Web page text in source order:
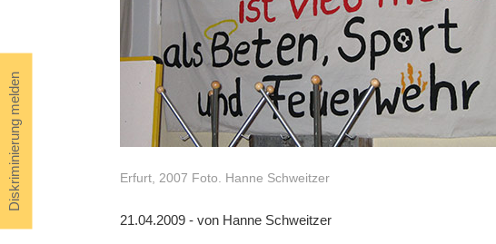
Diskriminierung melden Erfurt, 2007 Foto. Hanne Schweitzer
21.04.2009 - von Hanne Schweitzer